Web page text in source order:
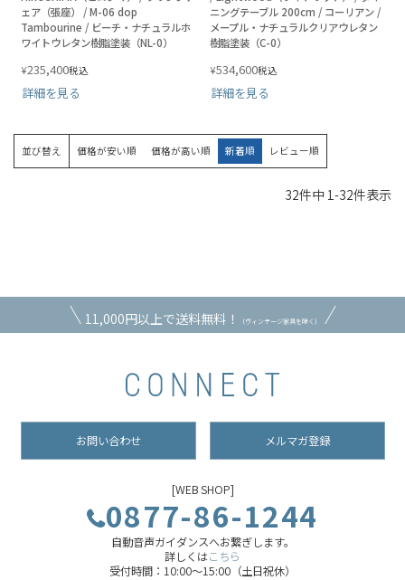
ェア（張座） / M-06 dop
Tambourine / ビーチ・ナチュラルホ
ワイトウレタン樹脂塗装（NL-0）
¥235,400税込
詳細を見る
ニングテーブル 200cm / コーリアン /
メープル・ナチュラルクリアウレタン
樹脂塗装（C-0）
¥534,600税込
詳細を見る
並び替え 価格が安い順 価格が高い順 新着順 レビュー順
32件中 1-32件表示
11,000円以上で送料無料！ （ヴィンテージ家具を除く）
お問い合わせ メルマガ登録
[WEB SHOP]
0877-86-1244
自動音声ガイダンスへお繋ぎします。
詳しくはこちら
受付時間：10:00～15:00（土日祝休）